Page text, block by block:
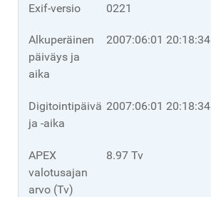
Exif-versio 0221
Alkuperäinen
päiväys ja
aika
2007:06:01 20:18:34
Digitointipäivä
ja -aika
2007:06:01 20:18:34
APEX
valotusajan
arvo (Tv)
8.97 Tv